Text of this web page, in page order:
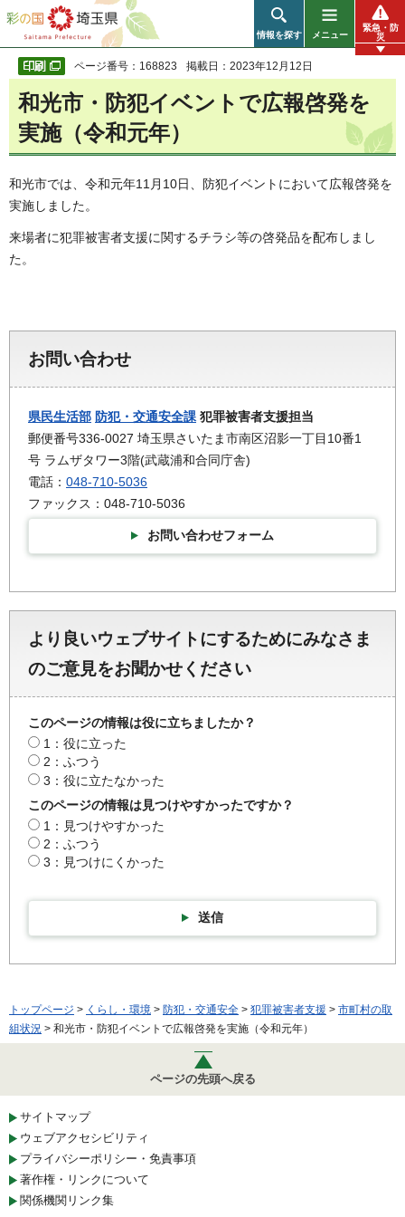
彩の国 埼玉県
情報を探す メニュー
緊急・防
災
ページ番号：168823 掲載日：2023年12月12日
和光市・防犯イベントで広報啓発を
実施（令和元年）
和光市では、令和元年11月10日、防犯イベントにおいて広報啓発を
実施しました。
来場者に犯罪被害者支援に関するチラシ等の啓発品を配布しまし
た。
お問い合わせ
県民生活部 防犯・交通安全課 犯罪被害者支援担当
郵便番号336-0027 埼玉県さいたま市南区沼影一丁目10番1
号 ラムザタワー3階(武蔵浦和合同庁舎)
電話： 048-710-5036
ファックス：048-710-5036
お問い合わせフォーム
より良いウェブサイトにするためにみなさま
のご意見をお聞かせください
このページの情報は役に立ちましたか？
1：役に立った
2：ふつう
3：役に立たなかった
このページの情報は見つけやすかったですか？
1：見つけやすかった
2：ふつう
3：見つけにくかった
送信
トップページ > くらし・環境 > 防犯・交通安全 > 犯罪被害者支援 > 市町村の取
組状況 > 和光市・防犯イベントで広報啓発を実施（令和元年）
ページの先頭へ戻る
サイトマップ
ウェブアクセシビリティ
プライバシーポリシー・免責事項
著作権・リンクについて
関係機関リンク集